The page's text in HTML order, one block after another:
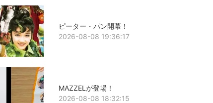
ピーター・パン開幕！
2026-08-08 19:36:17
MAZZELが登場！
2026-08-08 18:32:15